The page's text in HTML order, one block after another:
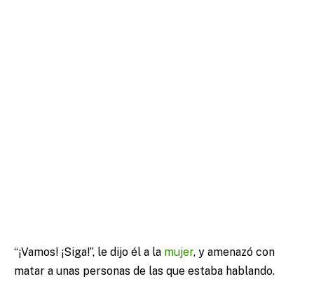
“¡Vamos! ¡Siga!”, le dijo él a la mujer, y amenazó con
matar a unas personas de las que estaba hablando.